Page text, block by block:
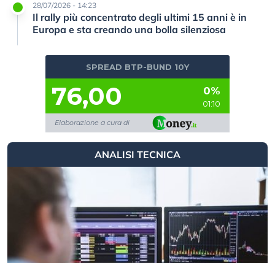
28/07/2026 - 14:23
Il rally più concentrato degli ultimi 15 anni è in
Europa e sta creando una bolla silenziosa
SPREAD BTP-BUND 10Y
76,00 0%
01:10
Elaborazione a cura di
ANALISI TECNICA